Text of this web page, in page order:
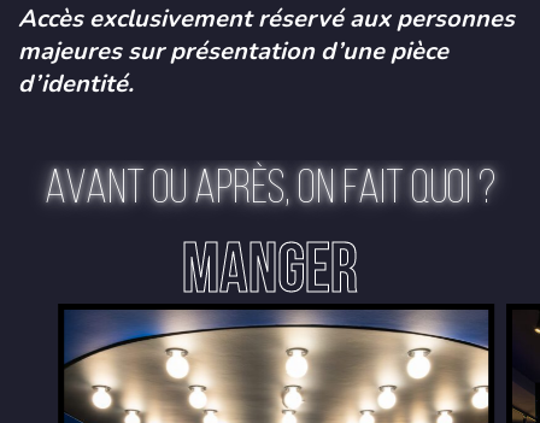
Accès exclusivement réservé aux personnes
majeures sur présentation d’une pièce
d’identité.
AVANT OU APRÈS, ON FAIT QUOI ?
MANGER